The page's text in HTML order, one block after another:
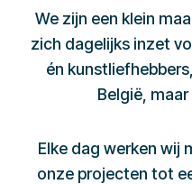
We zijn een klein
zich dagelijks inzet
én
België,
Elke dag werken wij
onze projecten tot